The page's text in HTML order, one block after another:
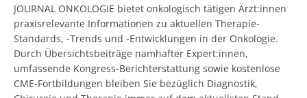
JOURNAL ONKOLOGIE bietet onkologisch tätigen Ärzt:innen
praxisrelevante Informationen zu aktuellen Therapie-
Standards, -Trends und -Entwicklungen in der Onkologie.
Durch Übersichtsbeiträge namhafter Expert:innen,
umfassende Kongress-Berichterstattung sowie kostenlose
CME-Fortbildungen bleiben Sie bezüglich Diagnostik,